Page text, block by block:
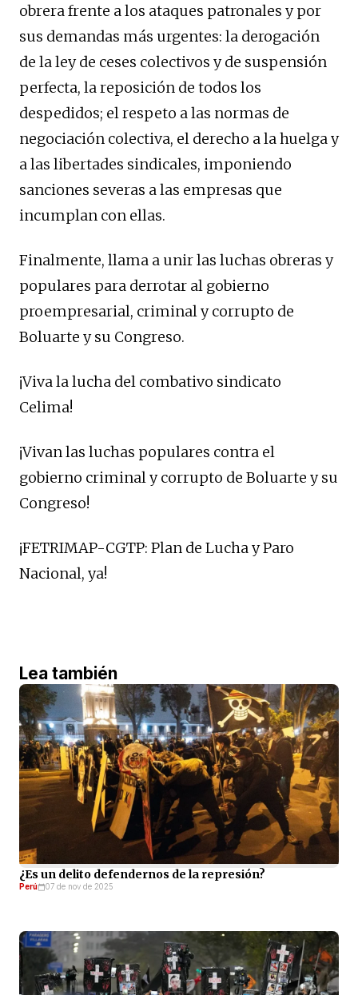
obrera frente a los ataques patronales y por
sus demandas más urgentes: la derogación
de la ley de ceses colectivos y de suspensión
perfecta, la reposición de todos los
despedidos; el respeto a las normas de
negociación colectiva, el derecho a la huelga y
a las libertades sindicales, imponiendo
sanciones severas a las empresas que
incumplan con ellas.
Finalmente, llama a unir las luchas obreras y
populares para derrotar al gobierno
proempresarial, criminal y corrupto de
Boluarte y su Congreso.
¡Viva la lucha del combativo sindicato
Celima!
¡Vivan las luchas populares contra el
gobierno criminal y corrupto de Boluarte y su
Congreso!
¡FETRIMAP-CGTP: Plan de Lucha y Paro
Nacional, ya!
Lea también
¿Es un delito defendernos de la represión?
Perú 07 de nov de 2025